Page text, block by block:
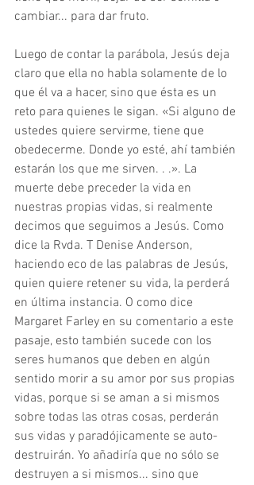
cambiar... para dar fruto.
Luego de contar la parábola, Jesús deja
claro que ella no habla solamente de lo
que él va a hacer, sino que ésta es un
reto para quienes le sigan. «Si alguno de
ustedes quiere servirme, tiene que
obedecerme. Donde yo esté, ahí también
estarán los que me sirven. . .». La
muerte debe preceder la vida en
nuestras propias vidas, si realmente
decimos que seguimos a Jesús. Como
dice la Rvda. T Denise Anderson,
haciendo eco de las palabras de Jesús,
quien quiere retener su vida, la perderá
en última instancia. O como dice
Margaret Farley en su comentario a este
pasaje, esto también sucede con los
seres humanos que deben en algún
sentido morir a su amor por sus propias
vidas, porque si se aman a si mismos
sobre todas las otras cosas, perderán
sus vidas y paradójicamente se auto-
destruirán. Yo añadiría que no sólo se
destruyen a si mismos... sino que